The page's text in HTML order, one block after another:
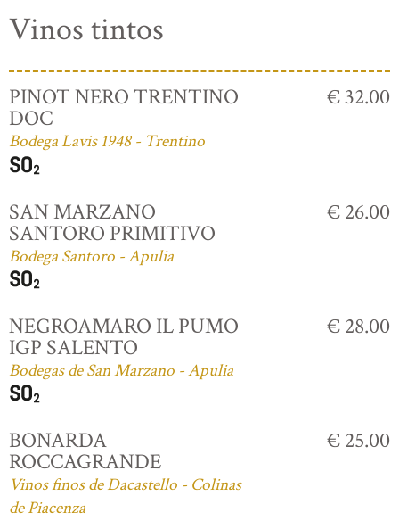
Vinos tintos
PINOT NERO TRENTINO
DOC
Bodega Lavis 1948 - Trentino
€ 32.00
SAN MARZANO
SANTORO PRIMITIVO
Bodega Santoro - Apulia
€ 26.00
NEGROAMARO IL PUMO
IGP SALENTO
Bodegas de San Marzano - Apulia
€ 28.00
BONARDA
ROCCAGRANDE
Vinos finos de Dacastello - Colinas
de Piacenza
€ 25.00